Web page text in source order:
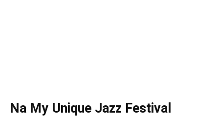
Na My Unique Jazz Festival